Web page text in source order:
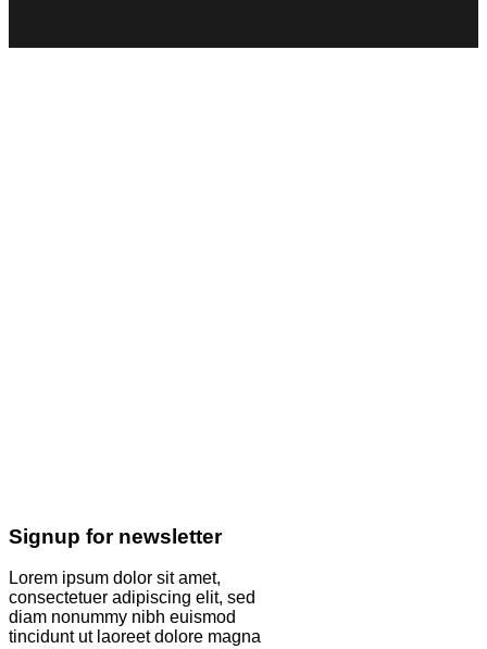
Signup for newsletter
Lorem ipsum dolor sit amet,
consectetuer adipiscing elit, sed
diam nonummy nibh euismod
tincidunt ut laoreet dolore magna